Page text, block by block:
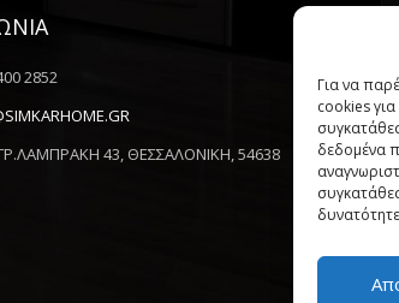
Για να
cookies
δεδομένα
2852
43, ΘΕΣΣΑΛΟΝΙΚΗ, 54638